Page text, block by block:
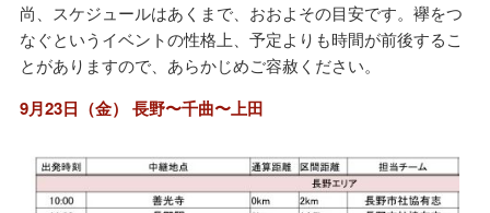
尚、スケジュールはあくまで、おおよその目安です。襷をつ
なぐというイベントの性格上、予定よりも時間が前後するこ
とがありますので、あらかじめご容赦ください。
9月23日（金） 長野〜千曲〜上田